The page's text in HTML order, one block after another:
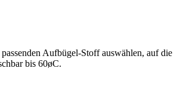
Aufbügel-Stoff auswählen, auf die
bis 60øC.